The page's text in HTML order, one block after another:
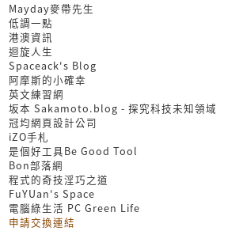
Mayday麥帶先生
低調一點
港澳資訊
迴旋人生
Spaceack's Blog
阿摩斯的小確幸
英文練習網
坂本 Sakamoto.blog - 探究科技未知領域
冠均網頁設計公司
iZO手札
是個好工具Be Good Tool
Bon部落網
程式的奇技淫巧之道
FuYUan's Space
電腦綠生活 PC Green Life
申請交換連結